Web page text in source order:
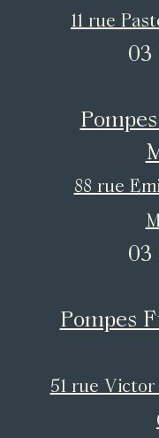
11 rue
03
88 rue
03
Pompes
51 rue